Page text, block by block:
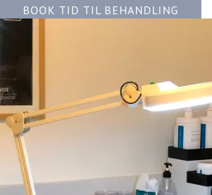
BOOK TID TIL BEHANDLING